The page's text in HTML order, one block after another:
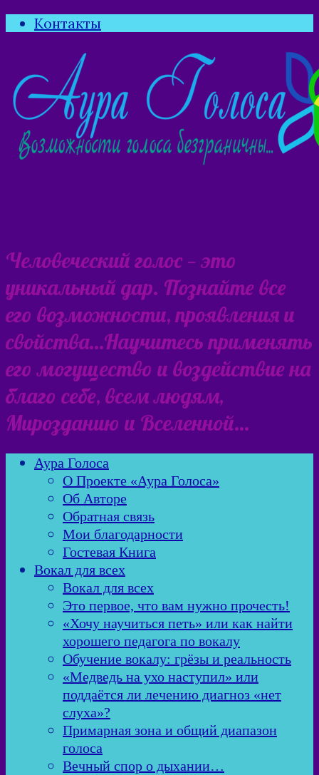
Контакты
Человеческий голос — это
уникальный дар. Познайте все
его возможности, проявления и
свойства…Научитесь применять
его могущество и воздействие на
благо себе, всем людям,
Мирозданию и Вселенной…
Аура Голоса
О Проекте «Аура Голоса»
Об Авторе
Обратная связь
Мои благодарности
Гостевая Книга
Вокал для всех
Вокал для всех
Это первое, что вам нужно прочесть!
«Хочу научиться петь» или как найти
хорошего педагога по вокалу
Обучение вокалу: грёзы и реальность
«Медведь на ухо наступил» или
поддаётся ли лечению диагноз «нет
слуха»?
Примарная зона и общий диапазон
голоса
Вечный спор о дыхании…